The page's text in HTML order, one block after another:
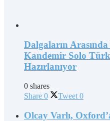
Dalgaların
Kandemir Solo
Hazırlanıyor
0 shares
Share 0 Tweet 0
Olcay Varlı,